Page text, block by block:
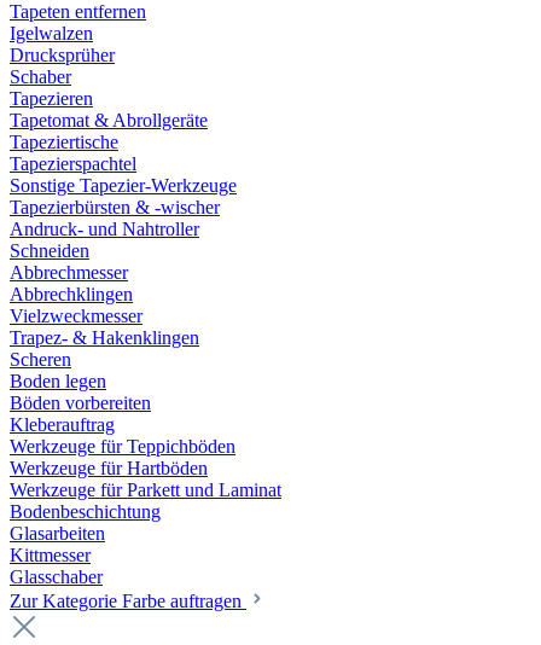
Tapeten entfernen
Igelwalzen
Drucksprüher
Schaber
Tapezieren
Tapetomat & Abrollgeräte
Tapeziertische
Tapezierspachtel
Sonstige Tapezier-Werkzeuge
Tapezierbürsten & -wischer
Andruck- und Nahtroller
Schneiden
Abbrechmesser
Abbrechklingen
Vielzweckmesser
Trapez- & Hakenklingen
Scheren
Boden legen
Böden vorbereiten
Kleberauftrag
Werkzeuge für Teppichböden
Werkzeuge für Hartböden
Werkzeuge für Parkett und Laminat
Bodenbeschichtung
Glasarbeiten
Kittmesser
Glasschaber
Zur Kategorie Farbe auftragen